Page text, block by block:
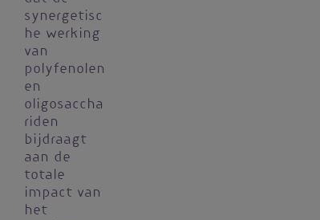
synergetisc
he werking
van
polyfenolen
en
oligosaccha
riden
bijdraagt
aan de
totale
impact van
het